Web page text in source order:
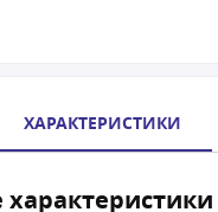
ХАРАКТЕРИСТИКИ
характеристики